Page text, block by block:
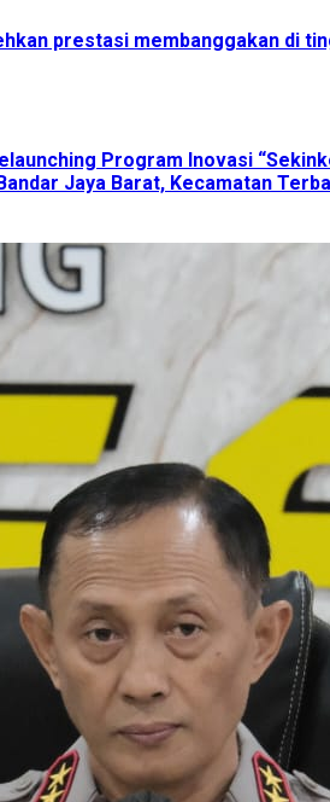
prestasi membanggakan di
Program Inovasi
Jaya Barat, Kecamatan